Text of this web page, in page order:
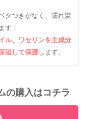
タつきがなく、濡れ髪
す！
ル、ワセリンを主成分
湿して保護します。
の購入はコチラ